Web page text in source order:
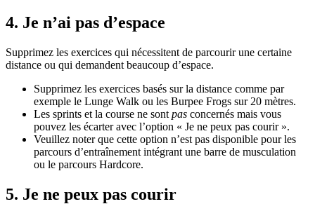
4. Je n’ai pas d’espace
Supprimez les exercices qui nécessitent de parcourir une certaine
distance ou qui demandent beaucoup d’espace.
Supprimez les exercices basés sur la distance comme par
exemple le Lunge Walk ou les Burpee Frogs sur 20 mètres.
Les sprints et la course ne sont pas concernés mais vous
pouvez les écarter avec l’option « Je ne peux pas courir ».
Veuillez noter que cette option n’est pas disponible pour les
parcours d’entraînement intégrant une barre de musculation
ou le parcours Hardcore.
5. Je ne peux pas courir